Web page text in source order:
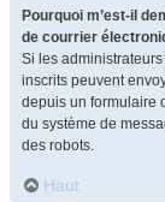
Pourquoi m’est-il
de courrier
Si les
inscrits peuvent
depuis un formulaire
du système de
des robots.
Haut